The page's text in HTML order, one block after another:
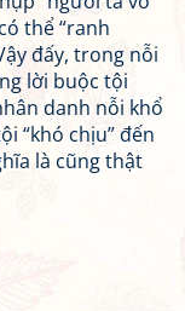
thể “ranh
đấy, trong nỗi
lời buộc tội
danh nỗi khổ
“khó chịu” đến
là cũng thật